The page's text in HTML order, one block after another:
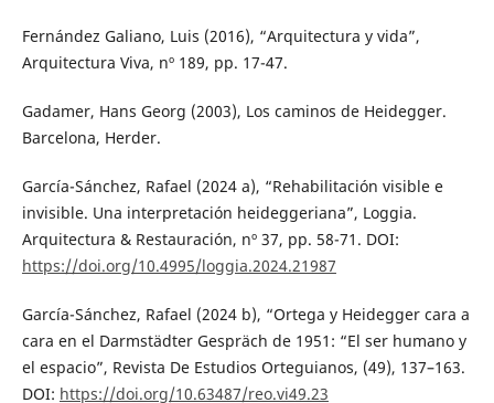
Fernández Galiano, Luis (2016), “Arquitectura y vida”,
Arquitectura Viva, nº 189, pp. 17-47.
Gadamer, Hans Georg (2003), Los caminos de Heidegger.
Barcelona, Herder.
García-Sánchez, Rafael (2024 a), “Rehabilitación visible e
invisible. Una interpretación heideggeriana”, Loggia.
Arquitectura & Restauración, nº 37, pp. 58-71. DOI:
https://doi.org/10.4995/loggia.2024.21987
García-Sánchez, Rafael (2024 b), “Ortega y Heidegger cara a
cara en el Darmstädter Gespräch de 1951: “El ser humano y
el espacio”, Revista De Estudios Orteguianos, (49), 137–163.
DOI: https://doi.org/10.63487/reo.vi49.23